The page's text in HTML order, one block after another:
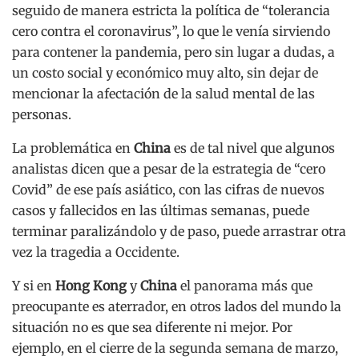
seguido de manera estricta la política de “tolerancia
cero contra el coronavirus”, lo que le venía sirviendo
para contener la pandemia, pero sin lugar a dudas, a
un costo social y económico muy alto, sin dejar de
mencionar la afectación de la salud mental de las
personas.
La problemática en China es de tal nivel que algunos
analistas dicen que a pesar de la estrategia de “cero
Covid” de ese país asiático, con las cifras de nuevos
casos y fallecidos en las últimas semanas, puede
terminar paralizándolo y de paso, puede arrastrar otra
vez la tragedia a Occidente.
Y si en Hong Kong yChina el panorama más que
preocupante es aterrador, en otros lados del mundo la
situación no es que sea diferente ni mejor. Por
ejemplo, en el cierre de la segunda semana de marzo,